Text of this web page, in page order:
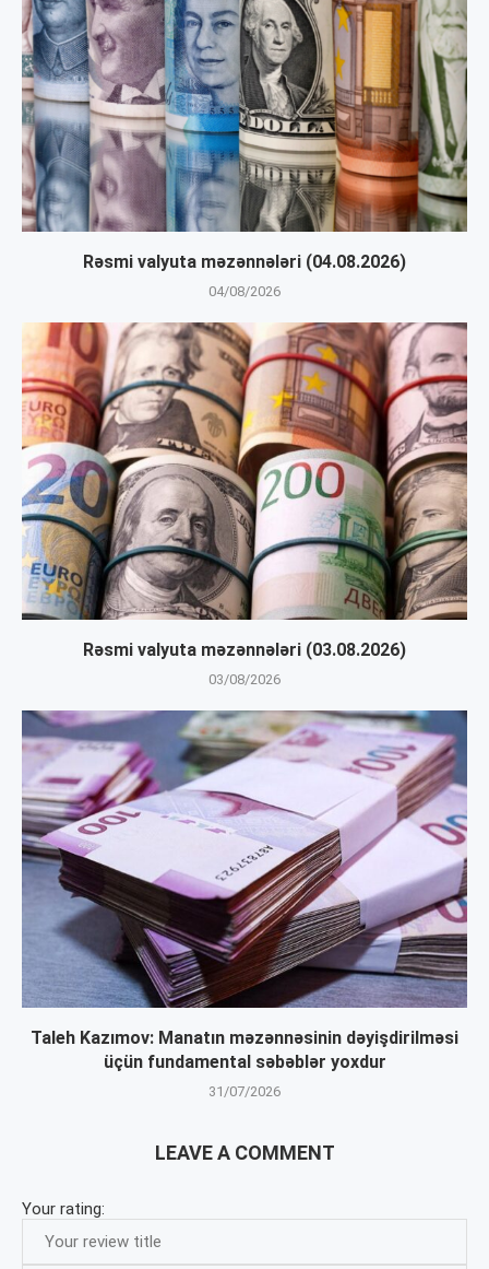
Rəsmi valyuta məzənnələri (04.08.2026)
04/08/2026
Rəsmi valyuta məzənnələri (03.08.2026)
03/08/2026
Taleh Kazımov: Manatın məzənnəsinin dəyişdirilməsi
üçün fundamental səbəblər yoxdur
31/07/2026
LEAVE A COMMENT
Your rating: